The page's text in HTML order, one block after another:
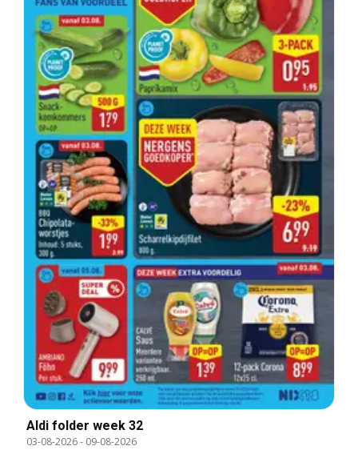
Aldi folder week 32
03-08-2026- 09-08-2026